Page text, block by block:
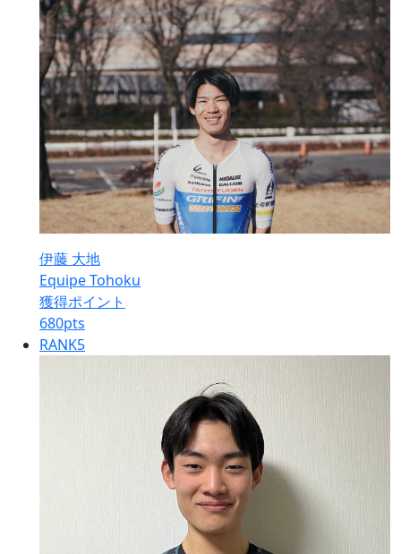
伊藤 大地
Equipe Tohoku
獲得ポイント
680pts
RANK5